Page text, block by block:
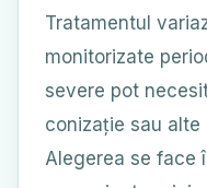
Tratamentul
monitorizate
severe pot
conizație sau alte
Alegerea se face